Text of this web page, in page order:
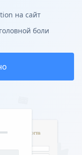
на сайт
боли